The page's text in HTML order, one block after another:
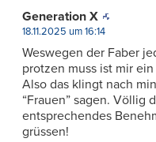
Generation X
18.11.2025 um 16:14
Weswegen der Faber
protzen muss ist mir
Also das klingt nach
“Frauen” sagen. Völlig
entsprechendes
grüssen!